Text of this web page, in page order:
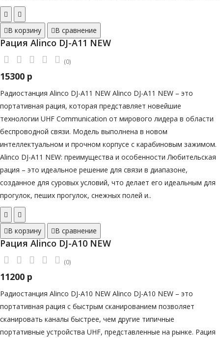
В корзину В сравнение
Рация Alinco DJ-A11 NEW
(0)
15300 р
Радиостанция Alinco DJ-A11 NEW Alinco DJ-A11 NEW – это
портативная рация, которая представляет новейшие
технологии UHF Communication от мирового лидера в области
беспроводной связи. Модель выполнена в новом
интеллектуальном и прочном корпусе с карабиновым зажимом.
Alinco DJ-A11 NEW: преимущества и особенности Любительская
рация – это идеальное решение для связи в диапазоне,
созданное для суровых условий, что делает его идеальным для
прогулок, пеших прогулок, снежных полей и..
В корзину В сравнение
Рация Alinco DJ-A10 NEW
(0)
11200 р
Радиостанция Alinco DJ-A10 NEW Alinco DJ-A10 NEW – это
портативная рация с быстрым сканированием позволяет
сканировать каналы быстрее, чем другие типичные
портативные устройства UHF, представленные на рынке. Рация